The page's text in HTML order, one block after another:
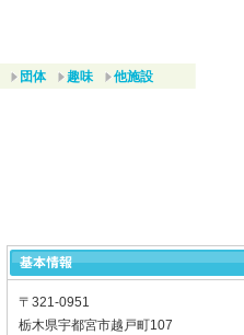
団体 趣味 他施設
〒321-0951
栃木県宇都宮市越戸町107